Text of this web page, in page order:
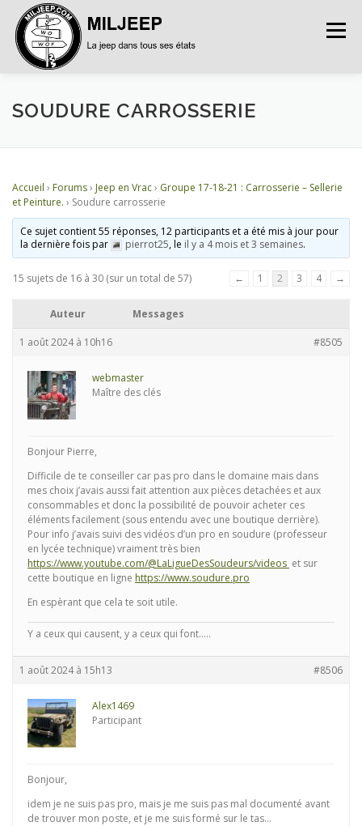
Menu
ACCUEIL ARTICLES PETITES ANNONCES
DOCUMENTATIONS FORUMS S’INSCRIRE
CONNEXION
SOUDURE CARROSSERIE
Accueil › Forums› Jeep en Vrac› Groupe 17-18-21 : Carrosserie – Sellerie
et Peinture. › Soudure carrosserie
Ce sujet contient 55 réponses, 12 participants et a été mis à jour pour
la dernière fois par
pierrot25, le il y a 4 mois et 3 semaines.
15 sujets de 16 à 30 (sur un total de 57) ← 1 2 3 4 →
Auteur Messages
1 août 2024 à 10h16 #8505
webmaster
Maître des clés
Bonjour Pierre,
Difficile de te conseiller car pas pro dans le domaine mais dans
mes choix j’avais aussi fait attention aux pièces detachées et aux
consommables et donc la possibilité de pouvoir acheter ces
éléments facilement (sous entendu avec une boutique derrière).
Pour info j’avais suivi des vidéos d’un pro en soudure (professeur
en lycée technique) vraiment très bien
https://www.youtube.com/@LaLigueDesSoudeurs/videos et sur
cette boutique en ligne https://www.soudure.pro
En espèrant que cela te soit utile.
Y a ceux qui causent, y a ceux qui font.....
1 août 2024 à 15h13 #8506
Alex1469
Participant
Bonjour,
idem je ne suis pas pro, mais je me suis pas mal documenté avant
de trouver mon poste, et je me suis formé sur le tas…